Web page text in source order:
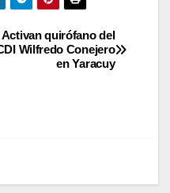
Activan quirófano del
Wilfredo Conejero
en Yaracuy